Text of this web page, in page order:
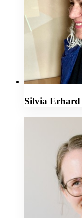
Silvia Erhard